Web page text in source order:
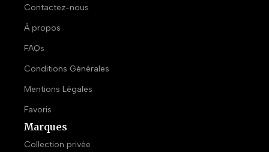
Contactez-nous
À propos
FAQs
Conditions Générales
Mentions Légales
Favoris
Marques
Collection privée